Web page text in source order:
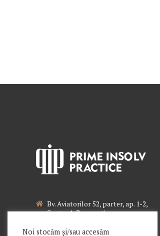
Bv. Aviatorilor 52, parter, ap. 1-2,
Sector 1, Bucuresti
021 340 0442
Noi stocăm și/sau accesăm